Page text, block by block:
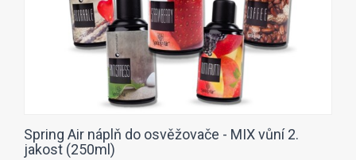
Spring Air náplň do osvěžovače - MIX vůní 2.
jakost (250ml)